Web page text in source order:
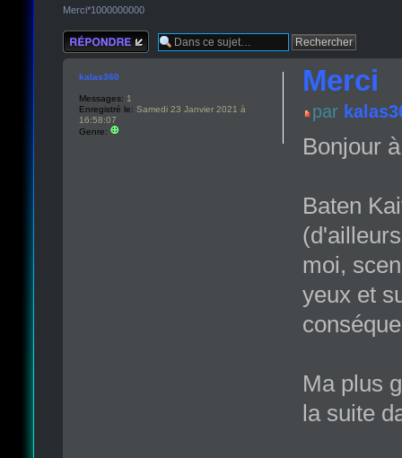
Merci*1000000000
Répondre
Merci
par
Bonjour
Baten
moi,
yeux et
Ma plus
la suite
kalas360
Messages: 1
Enregistré le: Samedi 23 Janvier 2021 à
16:58:07
Genre: